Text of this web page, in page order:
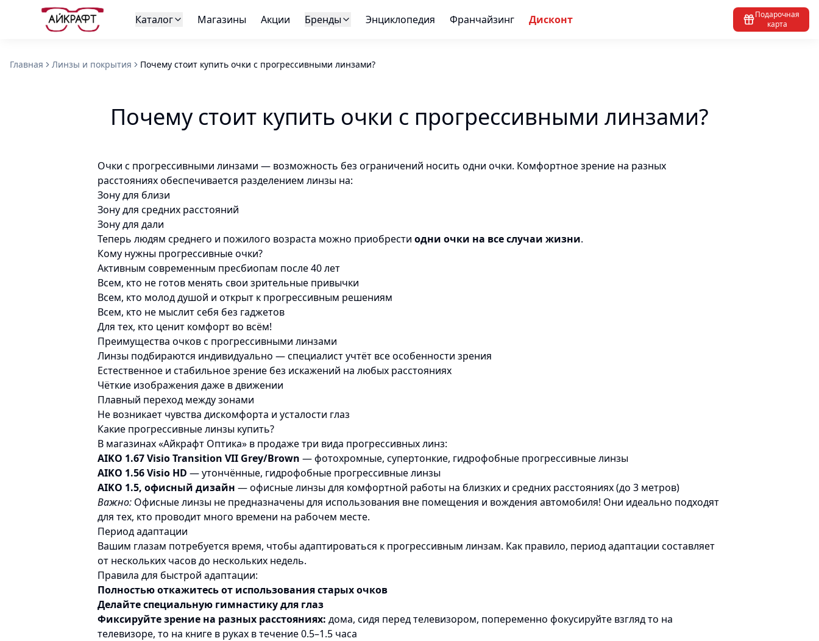
Каталог Магазины Акции Бренды Энциклопедия Франчайзинг Дисконт
Подарочная
карта
Главная Линзы и покрытия Почему стоит купить очки с прогрессивными линзами?
Почему стоит купить очки с прогрессивными линзами?
Очки с прогрессивными линзами — возможность без ограничений носить одни очки. Комфортное зрение на разных
расстояниях обеспечивается разделением линзы на:
Зону для близи
Зону для средних расстояний
Зону для дали
Теперь людям среднего и пожилого возраста можно приобрести одни очки на все случаи жизни.
Кому нужны прогрессивные очки?
Активным современным пресбиопам после 40 лет
Всем, кто не готов менять свои зрительные привычки
Всем, кто молод душой и открыт к прогрессивным решениям
Всем, кто не мыслит себя без гаджетов
Для тех, кто ценит комфорт во всём!
Преимущества очков с прогрессивными линзами
Линзы подбираются индивидуально — специалист учтёт все особенности зрения
Естественное и стабильное зрение без искажений на любых расстояниях
Чёткие изображения даже в движении
Плавный переход между зонами
Не возникает чувства дискомфорта и усталости глаз
Какие прогрессивные линзы купить?
В магазинах «Айкрафт Оптика» в продаже три вида прогрессивных линз:
AIKO 1.67 Visio Transition VII Grey/Brown — фотохромные, супертонкие, гидрофобные прогрессивные линзы
AIKO 1.56 Visio HD — утончённые, гидрофобные прогрессивные линзы
AIKO 1.5, офисный дизайн — офисные линзы для комфортной работы на близких и средних расстояниях (до 3 метров)
Важно: Офисные линзы не предназначены для использования вне помещения и вождения автомобиля! Они идеально подходят
для тех, кто проводит много времени на рабочем месте.
Период адаптации
Вашим глазам потребуется время, чтобы адаптироваться к прогрессивным линзам. Как правило, период адаптации составляет
от нескольких часов до нескольких недель.
Правила для быстрой адаптации:
Полностью откажитесь от использования старых очков
Делайте специальную гимнастику для глаз
Фиксируйте зрение на разных расстояниях: дома, сидя перед телевизором, попеременно фокусируйте взгляд то на
телевизоре, то на книге в руках в течение 0.5–1.5 часа